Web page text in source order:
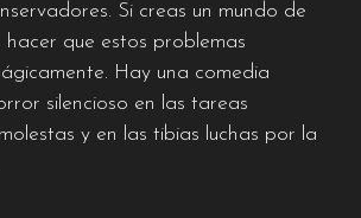
Si creas un mundo de
hacer que estos problemas
Hay una comedia
silencioso en las tareas
y en las tibias luchas por la